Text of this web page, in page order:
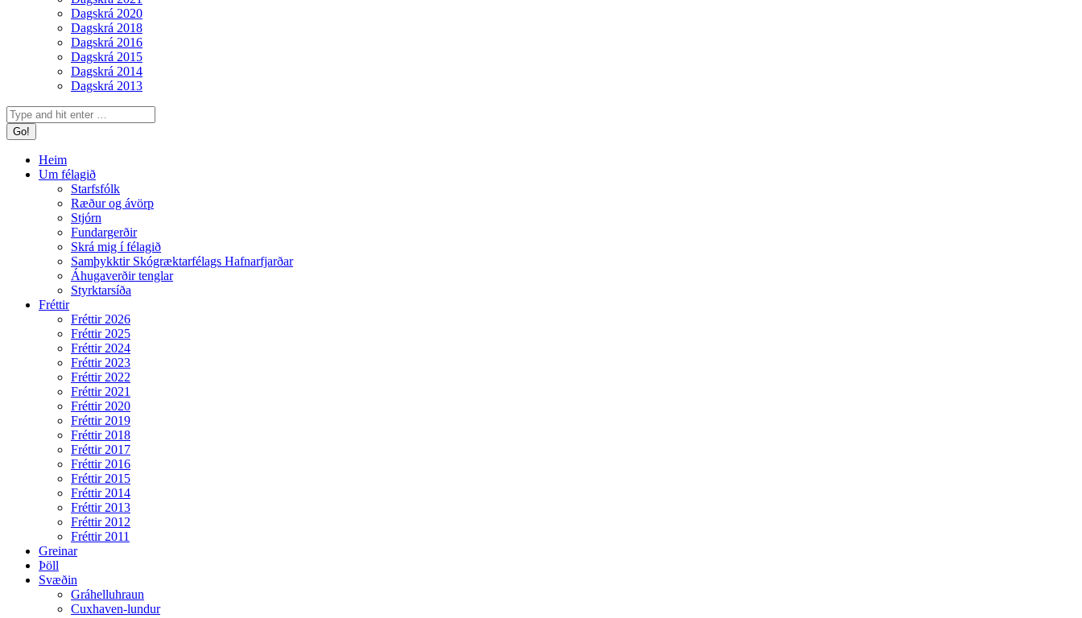
Dagskrá 2020
Dagskrá 2018
Dagskrá 2016
Dagskrá 2015
Dagskrá 2014
Dagskrá 2013
Search:
Heim
Um félagið
Starfsfólk
Ræður og ávörp
Stjórn
Fundargerðir
Skrá mig í félagið
Samþykktir Skógræktarfélags Hafnarfjarðar
Áhugaverðir tenglar
Styrktarsíða
Fréttir
Fréttir 2026
Fréttir 2025
Fréttir 2024
Fréttir 2023
Fréttir 2022
Fréttir 2021
Fréttir 2020
Fréttir 2019
Fréttir 2018
Fréttir 2017
Fréttir 2016
Fréttir 2015
Fréttir 2014
Fréttir 2013
Fréttir 2012
Fréttir 2011
Greinar
Þöll
Svæðin
Gráhelluhraun
Cuxhaven-lundur